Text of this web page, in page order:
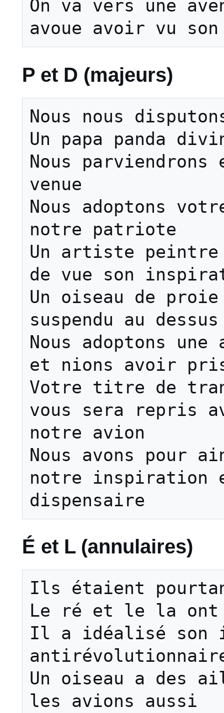
On va vers une
P et D (majeurs)
Nous nous
Un papa panda
Nous
venue
Nous adoptons
notre patriote
Un artiste peintre
de vue son
Un oiseau de
suspendu au
Nous adoptons
et nions avoir
Votre titre de
vous sera repris
notre avion
Nous avons pour
notre inspiration
É et L (annulaires)
Ils étaient
Le ré et le la ont
Il a idéalisé son
Un oiseau a des
les avions aussi